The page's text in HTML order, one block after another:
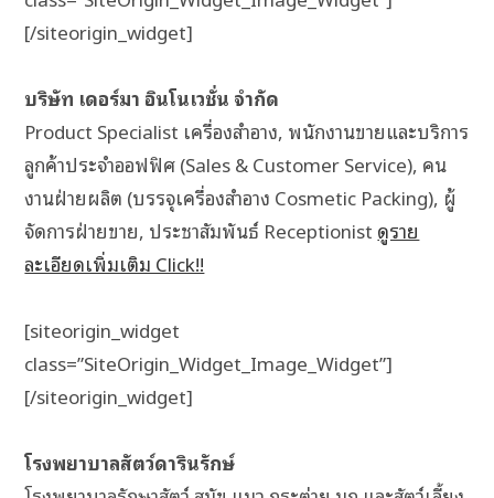
[/siteorigin_widget]
บริษัท เดอร์มา อินโนเวชั่น จำกัด
Product Specialist เครื่องสำอาง, พนักงานขายและบริการ
ลูกค้าประจำออฟฟิศ (Sales & Customer Service), คน
งานฝ่ายผลิต (บรรจุเครื่องสำอาง Cosmetic Packing), ผู้
จัดการฝ่ายขาย, ประชาสัมพันธ์ Receptionist ดูราย
ละเอียดเพิ่มเติม Click!!
[siteorigin_widget
class=”SiteOrigin_Widget_Image_Widget”]
[/siteorigin_widget]
โรงพยาบาลสัตว์ดารินรักษ์